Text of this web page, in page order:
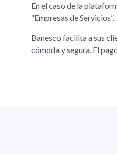
En el caso de la
“Empresas de Servicios”.
Banesco facilita a sus
cómoda y segura. El